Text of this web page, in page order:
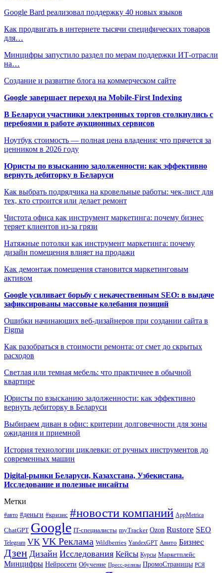
Google Bard реализовал поддержку 40 новых языков
Как продвигать в интернете тысячи специфических товаров
для…
Минцифры запустило раздел по мерам поддержки ИТ-отрасли
на…
Создание и развитие блога на коммерческом сайте
Google завершает переход на Mobile-First Indexing
В Беларуси участники электронных торгов столкнулись с
перебоями в работе аукционных сервисов
Ноутбук стоимость — полная цена владения: что прячется за
ценником в 2026 году
Юристы по взысканию задолженности: как эффективно
вернуть дебиторку в Беларуси
Как выбрать подрядчика на кровельные работы: чек-лист для
тех, кто строится или делает ремонт
Чистота офиса как инструмент маркетинга: почему бизнес
теряет клиентов из-за грязи
Натяжные потолки как инструмент маркетинга: почему
дизайн помещения влияет на продажи
Как демонтаж помещения становится маркетинговым
активом
Google усиливает борьбу с некачественным SEO: в выдаче
зафиксированы массовые колебания позиций
Ошибки начинающих веб-дизайнеров при создании сайта в
Figma
Как разобраться в стоимости ремонта: от смет до скрытых
расходов
Светлая или темная мебель: что практичнее в обычной
квартире
Юристы по взысканию задолженности: как эффективно
вернуть дебиторку в Беларуси
Выбираем диван в офис: критерии долговечности для зоны
ожидания и приемной
История технологии циклевки: от ручных инструментов до
современных машин
Digital-рынки Беларуси, Казахстана, Узбекистана.
Исследование и полезные инсайты
Метки
#авто #деньги #кризис #новости компаний AppMetrica
ChatGPT Google IT-специалисты myTracker Ozon Rustore SEO
Telegram VK VK Реклама Wildberries YandexGPT Авито Бизнес
Дзен Дизайн Исследования Кейсы Курсы Маркетплейс
Минцифры Нейросети Обучение Пресс-релизы ПромоСтраницы РСЯ